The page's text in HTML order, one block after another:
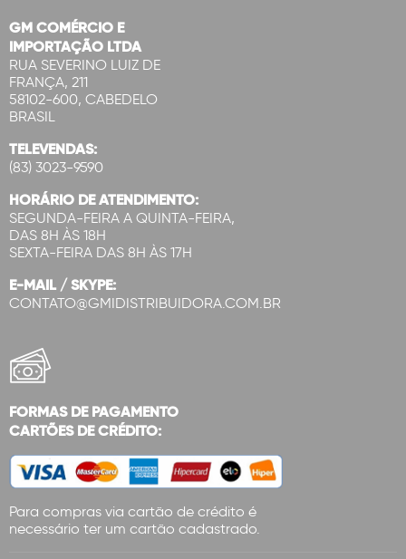
GM COMÉRCIO E
IMPORTAÇÃO LTDA
RUA SEVERINO LUIZ DE
FRANÇA, 211
58102-600, CABEDELO
BRASIL
TELEVENDAS:
(83) 3023-9590
HORÁRIO DE ATENDIMENTO:
SEGUNDA-FEIRA A QUINTA-FEIRA,
DAS 8H ÀS 18H
SEXTA-FEIRA DAS 8H ÀS 17H
E-MAIL / SKYPE:
CONTATO@GMIDISTRIBUIDORA.COM.BR
FORMAS DE PAGAMENTO
CARTÕES DE CRÉDITO:
Para compras via cartão de crédito é
necessário ter um cartão cadastrado.